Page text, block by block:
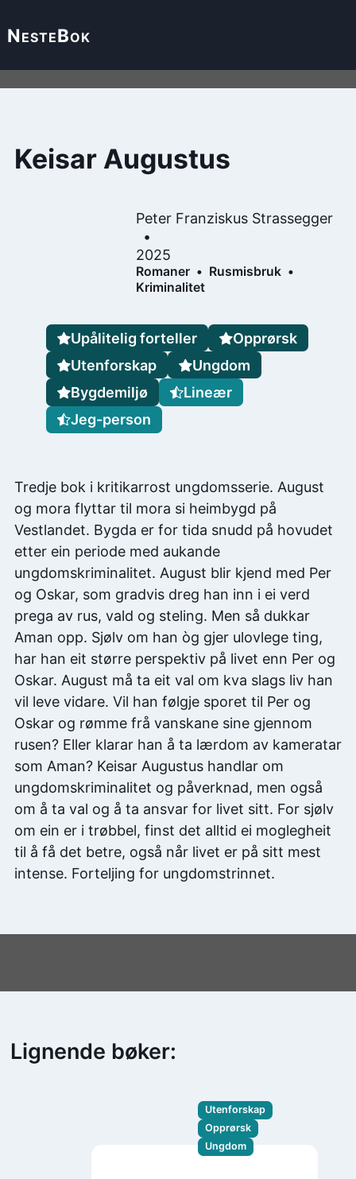
NesteBok
Keisar Augustus
Peter Franziskus Strassegger
2025
Romaner
Rusmisbruk
Kriminalitet
Tredje bok i kritikarrost ungdomsserie. August
og mora flyttar til mora si heimbygd på
Vestlandet. Bygda er for tida snudd på hovudet
etter ein periode med aukande
ungdomskriminalitet. August blir kjend med Per
og Oskar, som gradvis dreg han inn i ei verd
prega av rus, vald og steling. Men så dukkar
Aman opp. Sjølv om han òg gjer ulovlege ting,
har han eit større perspektiv på livet enn Per og
Oskar. August må ta eit val om kva slags liv han
vil leve vidare. Vil han følgje sporet til Per og
Oskar og rømme frå vanskane sine gjennom
rusen? Eller klarar han å ta lærdom av kameratar
som Aman? Keisar Augustus handlar om
ungdomskriminalitet og påverknad, men også
om å ta val og å ta ansvar for livet sitt. For sjølv
om ein er i trøbbel, finst det alltid ei moglegheit
til å få det betre, også når livet er på sitt mest
intense. Forteljing for ungdomstrinnet.
Upålitelig forteller
Opprørsk
Utenforskap
Ungdom
Bygdemiljø
Lineær
Jeg-person
Lignende bøker:
Utenforskap
Opprørsk
Ungdom